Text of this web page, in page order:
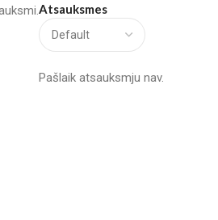
Atsauksmes
Pašlaik atsauksmju nav.